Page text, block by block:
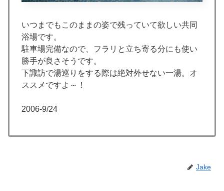
いつまでもこのままの姿で残っていて欲しい共同
浴場です。
駐車場完備なので、フラリと立ち寄る分にも使い
勝手が良さそうです。
下諏訪で湯巡りをする際は絶対外せない一湯。オ
ススメですよ～！
2006-9/24
Jake